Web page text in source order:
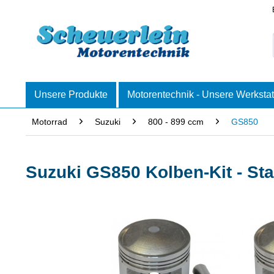
Unsere Produkte Motorentechnik - Unsere
Motorrad Suzuki 800 - 899 ccm GS850
Suzuki GS850 Kolben-Kit -